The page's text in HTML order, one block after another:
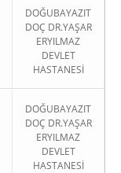
DOĞUBAYAZIT
DOÇ DR.YAŞAR
ERYILMAZ
DEVLET
HASTANESİ
DOĞUBAYAZIT
DOÇ DR.YAŞAR
ERYILMAZ
DEVLET
HASTANESİ